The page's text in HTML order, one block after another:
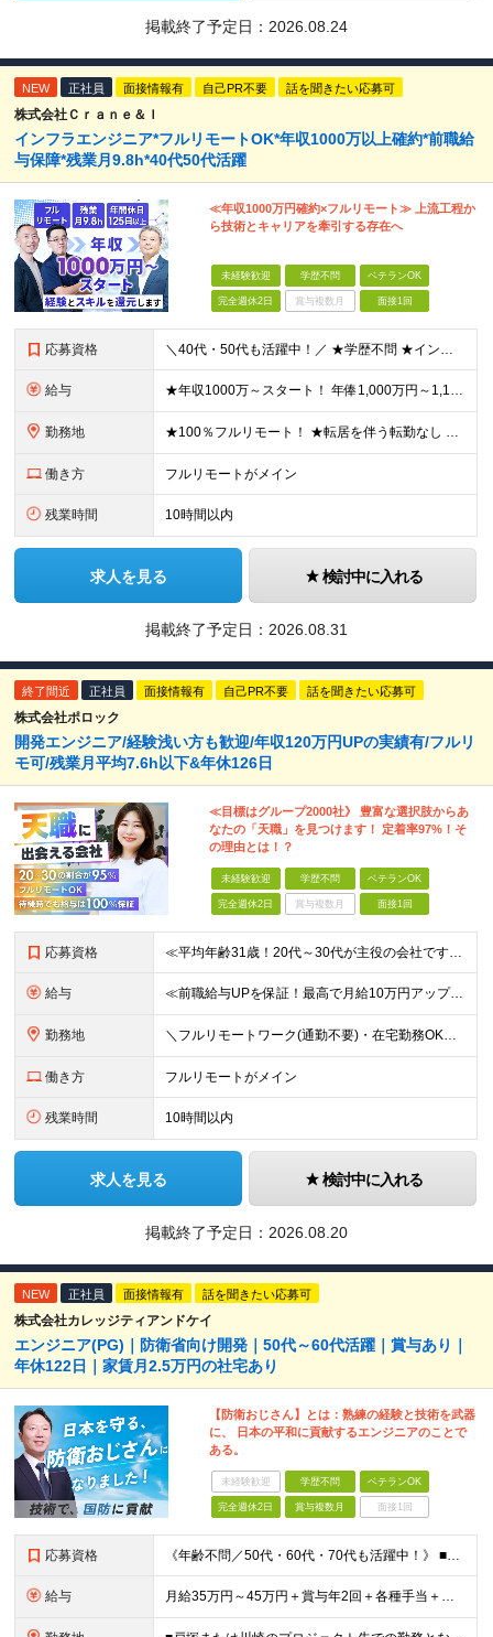
掲載終了予定日： 2026.08.24
NEW 正社員 面接情報有 自己PR不要 話を聞きたい応募可
株式会社Ｃｒａｎｅ＆Ｉ
インフラエンジニア*フルリモートOK*年収1000万以上確約*前職給
与保障*残業月9.8h*40代50代活躍
≪年収1000万円確約×フルリモート≫ 上流工程か
ら技術とキャリアを牽引する存在へ
未経験歓迎 学歴不問 ベテランOK
完全週休2日 賞与複数月 面接1回
応募資格 ＼40代・50代も活躍中！／ ★学歴不問 ★インフラエンジニアの経験を5年以上お持ちの方 ≪こんな方にピッタリです！≫ ◎自身の市場価値を正当に評価してほしい ◎今より年収をアップさせたい ◎多彩な
給与 ★年収1000万～スタート！ 年俸1,000万円～1,162万8,000円（12分割） ※経験・スキルを考慮の上決定します ※上記金額には固定残業代（月30h分・158,400円～184,000円
勤務地 ★100％フルリモート！ ★転居を伴う転勤なし 本社またはプロジェクト先にて勤務いただきます！ ※プロジェクト先は一都三県及び23区内がメイン 【本社】 東京都新宿区神楽坂1-2 研究社英語センタ
働き方 フルリモートがメイン
残業時間 10時間以内
求人を見る 検討中に入れる
掲載終了予定日： 2026.08.31
終了間近 正社員 面接情報有 自己PR不要 話を聞きたい応募可
株式会社ポロック
開発エンジニア/経験浅い方も歓迎/年収120万円UPの実績有/フルリ
モ可/残業月平均7.6h以下&年休126日
≪目標はグループ2000社》 豊富な選択肢からあ
なたの「天職」を見つけます！ 定着率97%！そ
の理由とは！？
未経験歓迎 学歴不問 ベテランOK
完全週休2日 賞与複数月 面接1回
応募資格 ≪平均年齢31歳！20代～30代が主役の会社です！≫ ■システム開発の実務経験をお持ちの方(言語、年数、フェーズ不問) ■学歴・経験不問 ★面接では当社でどんなキャリアが描けるのか、あなたの希望をど
給与 ≪前職給与UPを保証！最高で月給10万円アップも可能！≫ 月給35万円～70万円＋各種手当 ※経験・スキルに応じて決定いたします ※試用期間（6ヶ月）あり、期間中の給与・待遇に差異はありません ★
勤務地 ＼フルリモートワーク(通勤不要)・在宅勤務OK／ ★各プロジェクト先／完全在宅案件有 ※基本的に転勤はありません ★オフィス内完全禁煙（喫煙スペースは別途有）※現場によります ＝＝＝＝＝ 【大阪本
働き方 フルリモートがメイン
残業時間 10時間以内
求人を見る 検討中に入れる
掲載終了予定日： 2026.08.20
NEW 正社員 面接情報有 話を聞きたい応募可
株式会社カレッジティアンドケイ
エンジニア(PG)｜防衛省向け開発｜50代～60代活躍｜賞与あり｜
年休122日｜家賃月2.5万円の社宅あり
【防衛おじさん】とは：熟練の経験と技術を武器
に、 日本の平和に貢献するエンジニアのことで
ある。
未経験歓迎 学歴不問 ベテランOK
完全週休2日 賞与複数月 面接1回
応募資格 《年齢不問／50代・60代・70代も活躍中！》 ■JavaまたはC言語系（C#、C++、C）を使用した開発経験をお持ちの方 ■学歴不問 「定年を迎えたが、まだまだ頑張りたい」 「技術の現場から離れて
給与 月給35万円～45万円＋賞与年2回＋各種手当＋残業代全額支給 ※経験・能力、前職給与を考慮の上、決定いたします ※試用期間3ヵ月(試用期間中と本採用後の待遇の差異はありません) ＊＊ 安定した収入